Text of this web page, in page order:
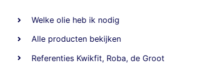
Welke olie heb ik nodig
Alle producten bekijken
Referenties Kwikfit, Roba,de Groot